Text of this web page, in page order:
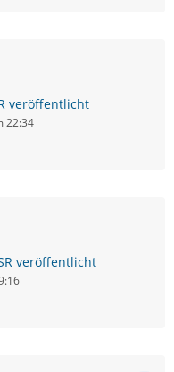
veröffentlicht
22:34
veröffentlicht